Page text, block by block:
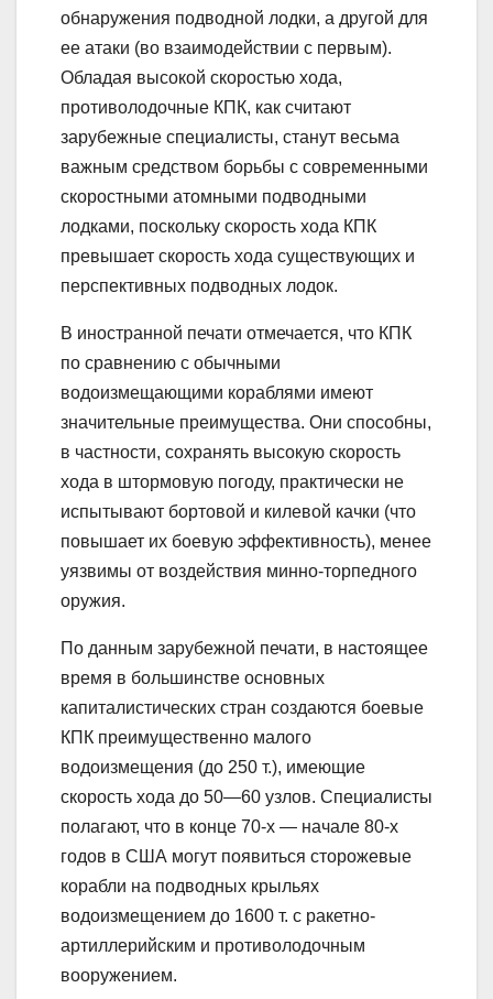
обнаружения подводной лодки, а другой для
ее атаки (во взаимодействии с первым).
Обладая высокой скоростью хода,
противолодочные КПК, как считают
зарубежные специалисты, станут весьма
важным средством борьбы с современными
скоростными атомными подводными
лодками, поскольку скорость хода КПК
превышает скорость хода существующих и
перспективных подводных лодок.
В иностранной печати отмечается, что КПК
по сравнению с обычными
водоизмещающими кораблями имеют
значительные преимущества. Они способны,
в частности, сохранять высокую скорость
хода в штормовую погоду, практически не
испытывают бортовой и килевой качки (что
повышает их боевую эффективность), менее
уязвимы от воздействия минно-торпедного
оружия.
По данным зарубежной печати, в настоящее
время в большинстве основных
капиталистических стран создаются боевые
КПК преимущественно малого
водоизмещения (до 250 т.), имеющие
скорость хода до 50—60 узлов. Специалисты
полагают, что в конце 70-х — начале 80-х
годов в США могут появиться сторожевые
корабли на подводных крыльях
водоизмещением до 1600 т. с ракетно-
артиллерийским и противолодочным
вооружением.